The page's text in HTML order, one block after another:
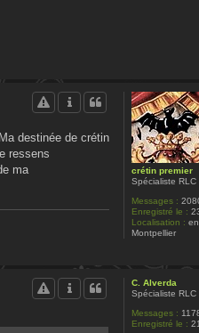
crétin premier
Spécialiste RLC
Messages :
Enregistré le :
Localisation :
Montpellier
destinée de crétin
ressens
ma
C. Alverda
Spécialiste RLC
Messages :
Enregistré le :